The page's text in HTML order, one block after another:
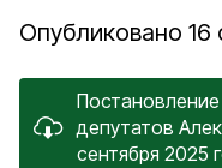
Опубликовано 16
депутатов
сентября 2025